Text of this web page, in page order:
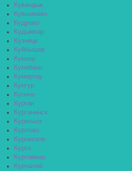
Кувандык
Кувшиново
Кудрово
Кудымкар
Кузнецк
Куйбышев
Кукмор
Кулебаки
Кумертау
Кунгур
Купино
Курган
Курганинск
Курильск
Курлово
Куровское
Курск
Куртамыш
Курчалой